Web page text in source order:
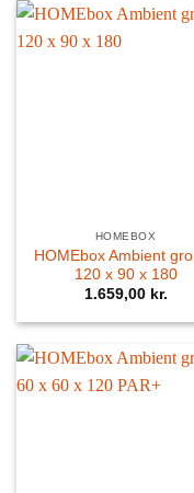
HOMEBOX
HOMEbox Ambient
120 x 90 x 180
1.659,00 kr.